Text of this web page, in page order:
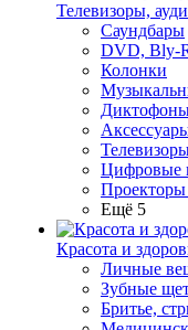
Телевизоры,
Саундбары
DVD, Bly-
Колонки
Цифровые
Ещё 5
Красота и
Личные
Зубные
Бритье,